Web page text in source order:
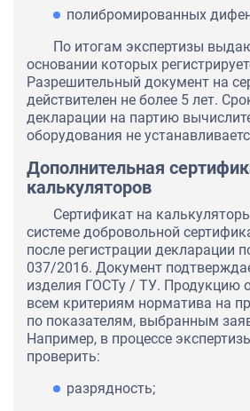
полибромированных
По итогам экспертизы
основании которых
Разрешительный документ на
действителен не более 5 лет.
декларации на партию
оборудования не
Дополнительная
калькуляторов
Сертификат на
системе добровольной
после регистрации декларации
037/2016. Документ
изделия ГОСТу / ТУ. Продукцию
всем критериям норматива на
по показателям, выбранным
Например, в процессе
проверить:
разрядность;